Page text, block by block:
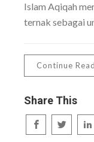
Islam Aqiqah
ternak sebagai
Continue
Share This